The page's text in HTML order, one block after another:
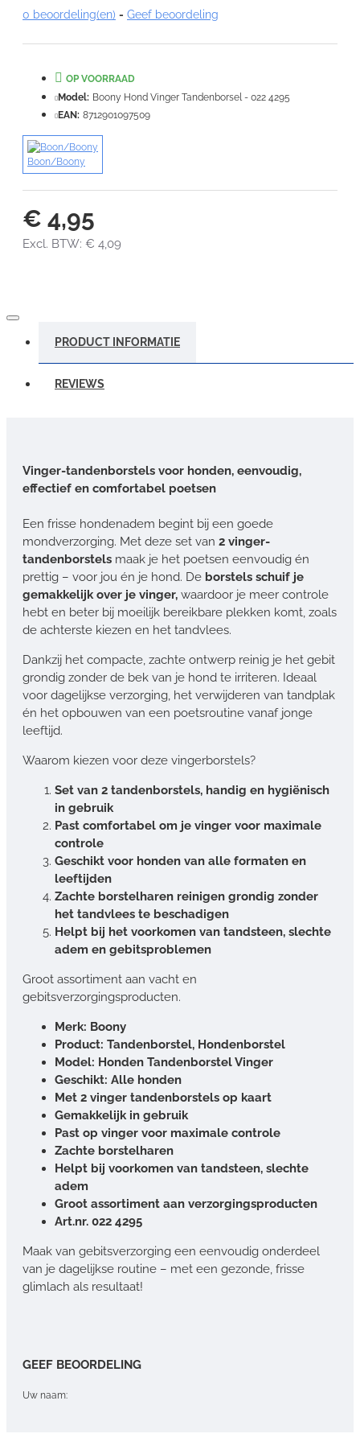
VERDER
0 beoordeling(en) - Geef beoordeling
€ 4,95
Excl. BTW: € 4,09
OP VOORRAAD
Model: Boony Hond Vinger Tandenborsel - 022 4295
EAN: 8712901097509
Boon/Boony
PRODUCT INFORMATIE
REVIEWS
Vinger-tandenborstels voor honden, eenvoudig,
effectief en comfortabel poetsen
Een frisse hondenadem begint bij een goede
mondverzorging. Met deze set van 2 vinger-
tandenborstels maak je het poetsen eenvoudig én
prettig – voor jou én je hond. De borstels schuif je
gemakkelijk over je vinger, waardoor je meer controle
hebt en beter bij moeilijk bereikbare plekken komt, zoals
de achterste kiezen en het tandvlees.
Dankzij het compacte, zachte ontwerp reinig je het gebit
grondig zonder de bek van je hond te irriteren. Ideaal
voor dagelijkse verzorging, het verwijderen van tandplak
én het opbouwen van een poetsroutine vanaf jonge
leeftijd.
Waarom kiezen voor deze vingerborstels?
Set van 2 tandenborstels, handig en hygiënisch
in gebruik
Past comfortabel om je vinger voor maximale
controle
Geschikt voor honden van alle formaten en
leeftijden
Zachte borstelharen reinigen grondig zonder
het tandvlees te beschadigen
Helpt bij het voorkomen van tandsteen, slechte
adem en gebitsproblemen
Groot assortiment aan vacht en
gebitsverzorgingsproducten.
Merk: Boony
Product: Tandenborstel, Hondenborstel
Model: Honden Tandenborstel Vinger
Geschikt: Alle honden
Met 2 vinger tandenborstels op kaart
Gemakkelijk in gebruik
Past op vinger voor maximale controle
Zachte borstelharen
Helpt bij voorkomen van tandsteen, slechte
adem
Groot assortiment aan verzorgingsproducten
Art.nr. 022 4295
Maak van gebitsverzorging een eenvoudig onderdeel
van je dagelijkse routine – met een gezonde, frisse
glimlach als resultaat!
GEEF BEOORDELING
Uw naam: